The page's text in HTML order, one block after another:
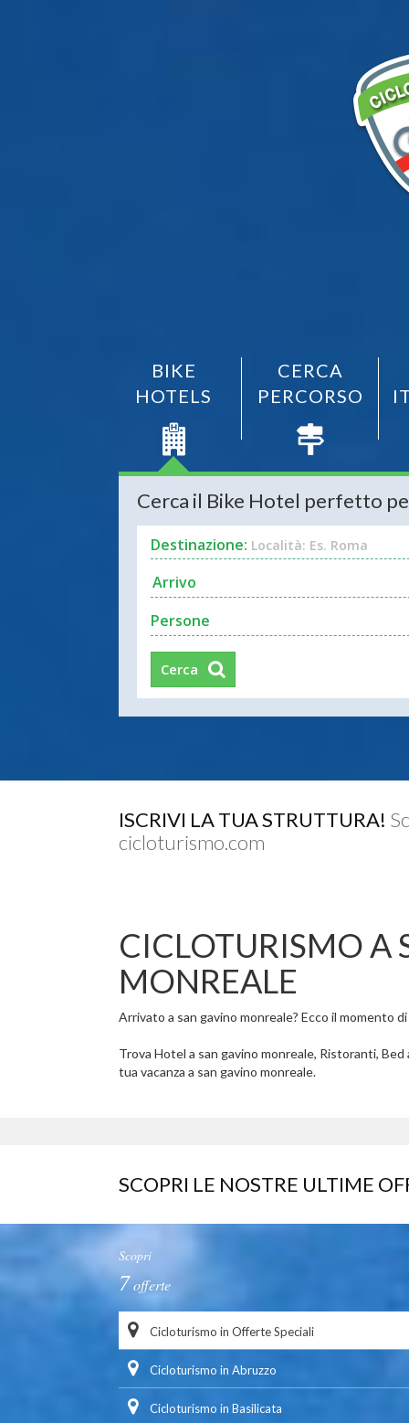
BIKE
HOTELS
CERCA
PERCORSO
Cerca il Bike Hotel perfetto
Destinazione: Località: Es. Roma
Persone
Cerca
ISCRIVI LA TUA STRUTTURA!
cicloturismo.com
CICLOTURISMO A
MONREALE
Arrivato a san gavino monreale? Ecco il momento
Trova Hotel a san gavino monreale, Ristoranti,
tua vacanza a san gavino monreale.
SCOPRI LE NOSTRE ULTIME
Scopri
7offerte
Cicloturismo in Offerte Speciali
Cicloturismo in Abruzzo
Cicloturismo in Basilicata